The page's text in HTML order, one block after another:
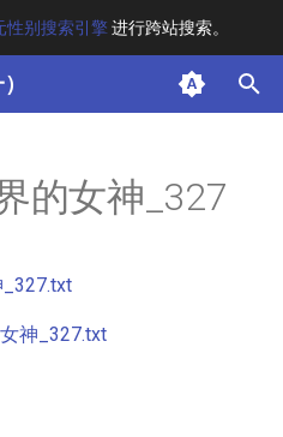
性别搜索引擎进行跨站搜索。
的女神_327
神_327.txt